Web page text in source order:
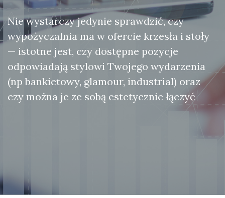
Nie wystarczy jedynie sprawdzić, czy
wypożyczalnia ma w ofercie krzesła i stoły
— istotne jest, czy dostępne pozycje
odpowiadają stylowi Twojego wydarzenia
(np bankietowy, glamour, industrial) oraz
czy można je ze sobą estetycznie łączyć